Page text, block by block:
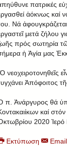
πατρικές
ἁόκνως καί
Νά
μετά ζήλου
πρός σωτηρία
ἡ Ἁγία μας
νεοχειροτονηθεῖς
Ἀπόφοιτος
π. Ἀνάργυρος θά
καί
2020
Εκτύπωση Email